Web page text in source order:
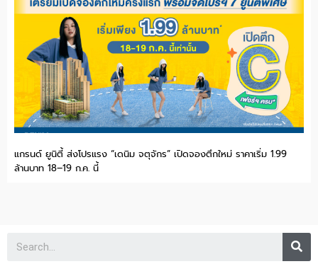
แกรนด์ ยูนิตี้ ส่งโปรแรง “เดนิม จตุจักร” เปิดจองตึกใหม่ ราคาเริ่ม 1.99
ล้านบาท 18–19 ก.ค. นี้